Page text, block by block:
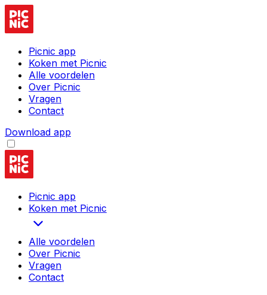
Picnic app
Koken met Picnic
Alle voordelen
Over Picnic
Vragen
Contact
Download app
Picnic app
Koken met Picnic
Alle voordelen
Over Picnic
Vragen
Contact